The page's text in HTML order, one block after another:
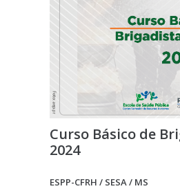
Curso Básico de
2024
ESPP-CFRH / SESA / MS